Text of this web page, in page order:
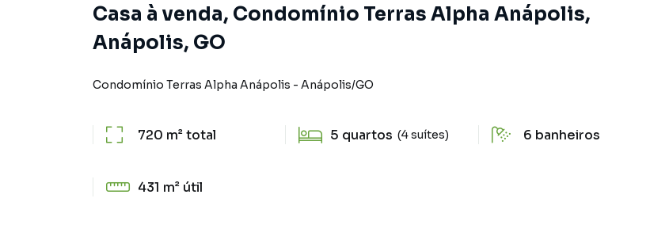
Casa à venda, Condomínio Terras Alpha Anápolis,
Anápolis, GO
Condomínio Terras Alpha Anápolis - Anápolis/GO
720 m²total 5 quartos (4 suítes) 6 banheiros
431 m² útil